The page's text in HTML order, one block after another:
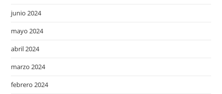
junio 2024
mayo 2024
abril 2024
marzo 2024
febrero 2024